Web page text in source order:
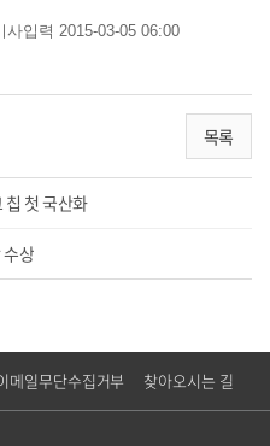
입력 2015-03-05 06:00
목록
칩 첫 국산화
상
메일무단수집거부 찾아오시는 길